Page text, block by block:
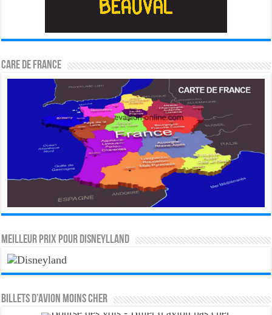
CARE DE FRANCE
MEILLEUR PRIX POUR DISNEYLLAND
Billets d’avion moins cher